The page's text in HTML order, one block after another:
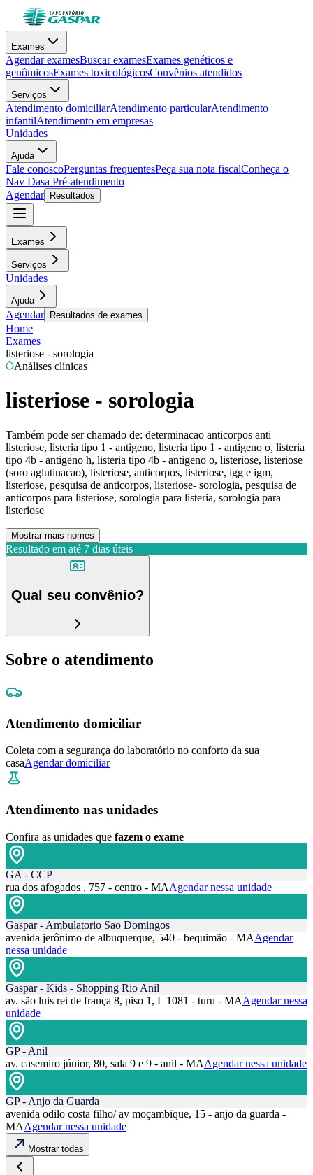
Exames
Agendar examesBuscar examesExames genéticos e
genômicosExames toxicológicosConvênios atendidos
Serviços
Atendimento domiciliarAtendimento particularAtendimento
infantilAtendimento em empresas
Unidades
Ajuda
Fale conoscoPerguntas frequentesPeça sua nota fiscalConheça o
Nav Dasa Pré-atendimento
Agendar
Resultados
Exames
Serviços
Unidades
Ajuda
Agendar Resultados de exames
Home
Exames
listeriose - sorologia
Análises clínicas
listeriose - sorologia
Também pode ser chamado de: determinacao anticorpos anti
listeriose, listeria tipo 1 - antigeno, listeria tipo 1 - antigeno o, listeria
tipo 4b - antigeno h, listeria tipo 4b - antigeno o, listeriose, listeriose
(soro aglutinacao), listeriose, anticorpos, listeriose, igg e igm,
listeriose, pesquisa de anticorpos, listeriose- sorologia, pesquisa de
anticorpos para listeriose, sorologia para listeria, sorologia para
listeriose
Mostrar mais nomes
Resultado em até 7 dias úteis
Qual seu convênio?
Sobre o atendimento
Atendimento domiciliar
Coleta com a segurança do laboratório no conforto da sua
casaAgendar domiciliar
Atendimento nas unidades
Confira as unidades que fazem o exame
GA - CCP
rua dos afogados , 757 - centro - MAAgendar nessa unidade
Gaspar - Ambulatorio Sao Domingos
avenida jerônimo de albuquerque, 540 - bequimão - MAAgendar
nessa unidade
Gaspar - Kids - Shopping Rio Anil
av. são luis rei de frança 8, piso 1, L 1081 - turu - MAAgendar nessa
unidade
GP - Anil
av. casemiro júnior, 80, sala 9 e 9 - anil - MAAgendar nessa unidade
GP - Anjo da Guarda
avenida odilo costa filho/ av moçambique, 15 - anjo da guarda -
MAAgendar nessa unidade
Mostrar todas